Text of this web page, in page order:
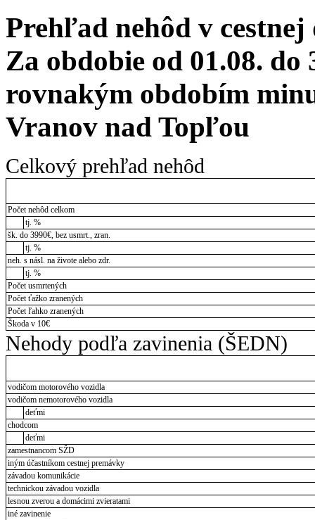
Prehľad nehôd v cestnej
Za obdobie od 01.08. do
rovnakým obdobím
Vranov nad Topľou
Celkový prehľad nehôd
Počet nehôd celkom
tj. %
šk. do 3990€, bez usmrt., zran.
tj. %
neh. s násl. na živote alebo zdr.
tj. %
Počet usmrtených
Počet ťažko zranených
Počet ľahko zranených
Škoda v 10€
Nehody podľa zavinenia (ŠEDN)
vodičom motorového vozidla
vodičom nemotorového vozidla
deťmi
chodcom
deťmi
zamestnancom SŽD
iným účastníkom cestnej premávky
závadou komunikácie
technickou závadou vozidla
lesnou zverou a domácimi zvieratami
iné zavinenie